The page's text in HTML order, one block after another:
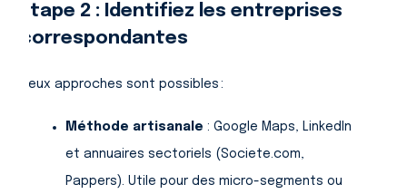
Étape 2 : Identifiez les entreprises
correspondantes
Deux approches sont possibles :
Méthode artisanale : Google Maps, LinkedIn
et annuaires sectoriels (Societe.com,
Pappers). Utile pour des micro-segments ou